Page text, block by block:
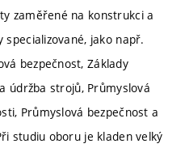
zaměřené na konstrukci a
jako např.
bezpečnost, Základy
údržba strojů, Průmyslová
Průmyslová bezpečnost a
studiu oboru je kladen velký